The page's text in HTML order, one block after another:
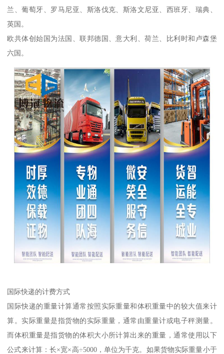
兰、葡萄牙、罗马尼亚、斯洛伐克、斯洛文尼亚、西班牙、瑞典、
英国。
欧共体创始国为法国、联邦德国、意大利、荷兰、比利时和卢森堡
六国。
国际快递的计费方式
国际快递的重量计算通常按照实际重量和体积重量中的较大值来计
算。实际重量是指货物的实际重量，通常由重量计或电子秤测量。
而体积重量是指货物的体积大小所计算出来的重量，通常使用以下
公式来计算：长×宽×高÷5000，单位为千克。如果货物实际重量小于